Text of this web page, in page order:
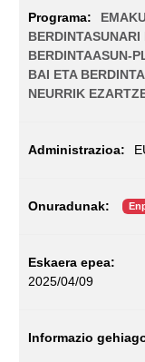
BERDINTAASUN-
BAI ETA
NEURRIK
2025/04/09